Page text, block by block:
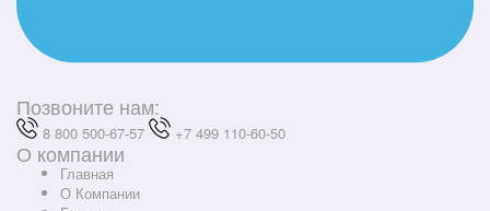
Позвоните нам:
8 800 500-67-57 +7 499 110-60-50
О компании
Главная
О Компании